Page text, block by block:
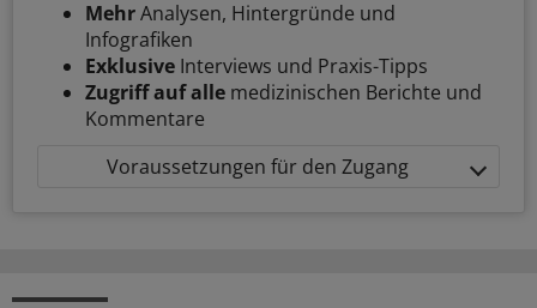
MehrAnalysen, Hintergründe und
Infografiken
Exklusive Interviews und Praxis-Tipps
Zugriff auf alle medizinischen Berichte und
Kommentare
Voraussetzungen für den Zugang